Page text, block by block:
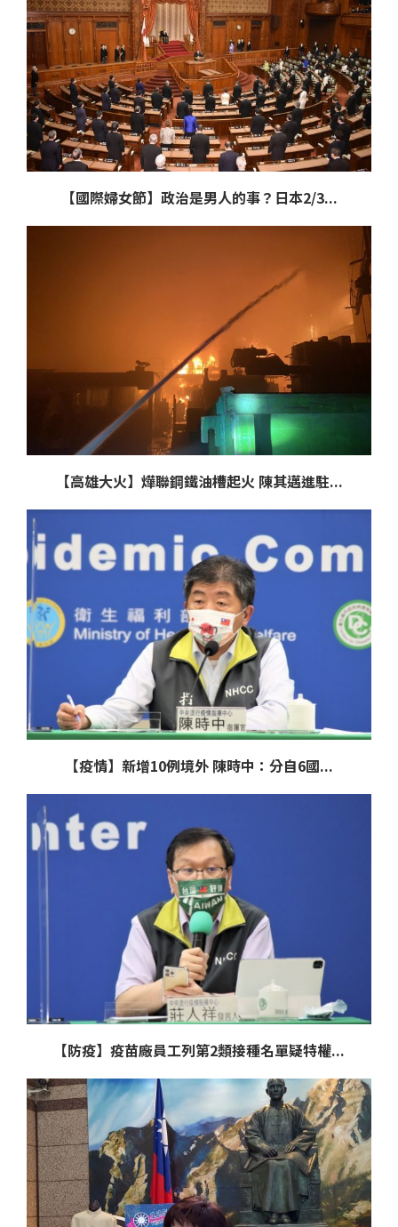
【國際婦女節】政治是男人的事？日本2/3...
【高雄大火】燁聯鋼鐵油槽起火 陳其邁進駐...
【疫情】新增10例境外 陳時中：分自6國...
【防疫】疫苗廠員工列第2類接種名單疑特權...